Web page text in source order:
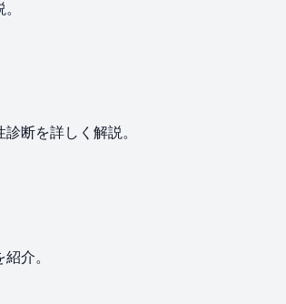
断を詳しく解説。
介。